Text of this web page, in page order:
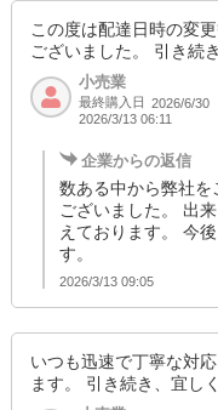
この度は配達日時の変
ございました。 引き続
小売業
最終購入日 2026/6/30
2026/3/13 06:11
企業からの返信
数ある中から弊社を
ございました。 出
えております。 今
す。
2026/3/13 09:05
いつも迅速で丁寧な対
ます。 引き続き、宜し